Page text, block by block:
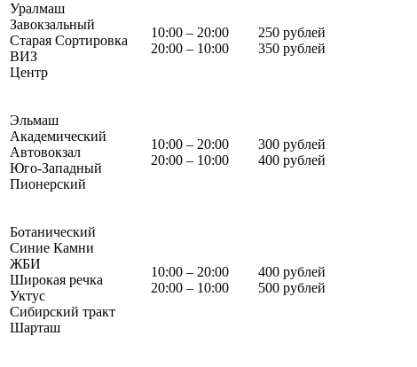
Уралмаш
Завокзальный
Старая Сортировка
ВИЗ
Центр
10:00 – 20:00
20:00 – 10:00
250 рублей
350 рублей
Эльмаш
Академический
Автовокзал
Юго-Западный
Пионерский
10:00 – 20:00
20:00 – 10:00
300 рублей
400 рублей
Ботанический
Синие Камни
ЖБИ
Широкая речка
Уктус
Сибирский тракт
Шарташ
10:00 – 20:00
20:00 – 10:00
400 рублей
500 рублей